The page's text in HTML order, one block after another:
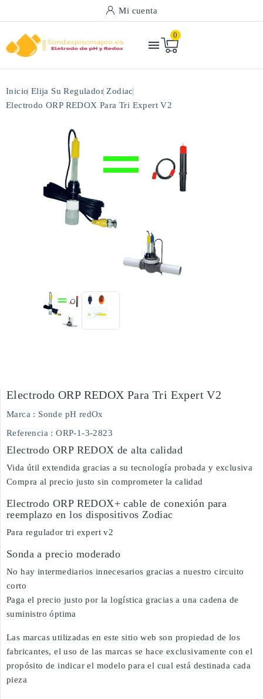
Mi cuenta

0
Inicio Elija Su Regulador Zodiac
Electrodo ORP REDOX Para Tri Expert V2
Electrodo ORP REDOX Para Tri Expert V2
Marca : Sonde pH redOx
Referencia : ORP-1-3-2823
Electrodo ORP REDOX de alta calidad
Vida útil extendida gracias a su tecnología probada y exclusiva
Compra al precio justo sin comprometer la calidad
Electrodo ORP REDOX+ cable de conexión para
reemplazo en los dispositivos Zodiac
Para regulador tri expert v2
Sonda a precio moderado
No hay intermediarios innecesarios gracias a nuestro circuito
corto
Paga el precio justo por la logística gracias a una cadena de
suministro óptima
Las marcas utilizadas en este sitio web son propiedad de los
fabricantes, el uso de las marcas se hace exclusivamente con el
propósito de indicar el modelo para el cual está destinada cada
pieza